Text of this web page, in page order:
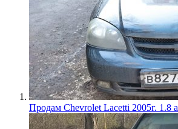
Продам Chevrolet Lacetti 2005г. 1.8